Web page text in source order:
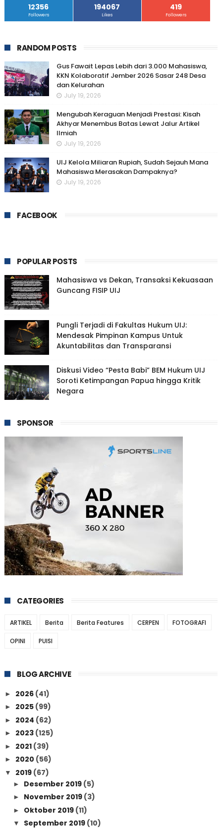
12356
Followers
194067
Likes
419
Followers
RANDOM POSTS
Gus Fawait Lepas Lebih dari 3.000 Mahasiswa,
KKN Kolaboratif Jember 2026 Sasar 248 Desa
dan Kelurahan
July 19, 2026
Mengubah Keraguan Menjadi Prestasi: Kisah
Akhyar Menembus Batas Lewat Jalur Artikel
Ilmiah
July 19, 2026
UIJ Kelola Miliaran Rupiah, Sudah Sejauh Mana
Mahasiswa Merasakan Dampaknya?
July 19, 2026
FACEBOOK
POPULAR POSTS
Mahasiswa vs Dekan, Transaksi Kekuasaan
Guncang FISIP UIJ
Pungli Terjadi di Fakultas Hukum UIJ:
Mendesak Pimpinan Kampus Untuk
Akuntabilitas dan Transparansi
Diskusi Video “Pesta Babi” BEM Hukum UIJ
Soroti Ketimpangan Papua hingga Kritik
Negara
SPONSOR
CATEGORIES
ARTIKEL Berita Berita Features CERPEN FOTOGRAFI
OPINI PUISI
BLOG ARCHIVE
► 2026 (41)
► 2025 (99)
► 2024 (62)
► 2023 (125)
► 2021 (39)
► 2020 (56)
▼ 2019 (67)
► Desember 2019 (5)
► November 2019 (3)
► Oktober 2019 (11)
▼ September 2019 (10)